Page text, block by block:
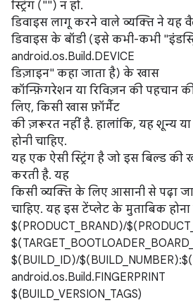
स्ट्रिंग ("") न हो.
डिवाइस लागू करने वाले व्यक्ति ने यह
डिवाइस के बॉडी (इसे कभी-कभी
android.os.Build.DEVICE
डिज़ाइन" कहा जाता है) के खास
कॉन्फ़िगरेशन या रिविज़न की पहचान
लिए, किसी खास फ़ॉर्मैट
की ज़रूरत नहीं है. हालांकि, यह शून्य या
होनी चाहिए.
यह एक ऐसी स्ट्रिंग है जो इस बिल्ड की
करती है. यह
किसी व्यक्ति के लिए आसानी से पढ़ा
चाहिए. यह इस टेंप्लेट के मुताबिक होना
$(PRODUCT_BRAND)/
$(BUILD_ID)/
android.os.Build.FINGERPRINT
$(BUILD_VERSION_TAGS)